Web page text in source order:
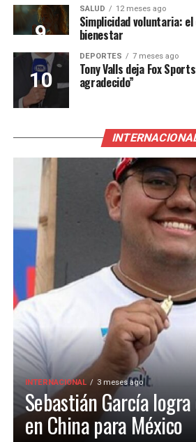
SALUD 12 meses ago
Simplicidad voluntaria:
bienestar
DEPORTES 7 meses ago
Tony Valls deja Fox
agradecido”
INTERNACIONAL 3 meses ago
Sebastián García
en China para México